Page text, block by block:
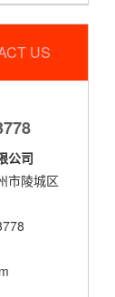
US
公司
市陵城区